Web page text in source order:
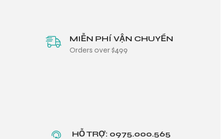
MIỄN PHÍ VẬN CHUYỂN
Orders over $499
HỖ TRỢ: 0975.000.565